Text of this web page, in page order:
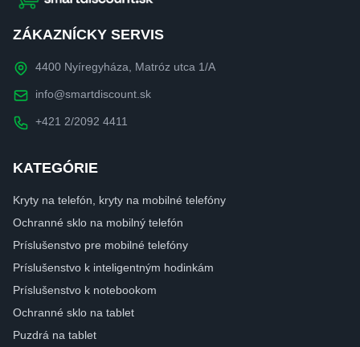
ZÁKAZNÍCKY SERVIS
4400 Nyíregyháza, Matróz utca 1/A
info@smartdiscount.sk
+421 2/2092 4411
KATEGÓRIE
Kryty na telefón, kryty na mobilné telefóny
Ochranné sklo na mobilný telefón
Príslušenstvo pre mobilné telefóny
Príslušenstvo k inteligentným hodinkám
Príslušenstvo k notebookom
Ochranné sklo na tablet
Puzdrá na tablet